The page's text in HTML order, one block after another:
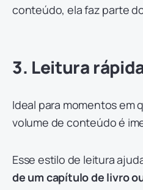
conteúdo, ela faz parte
3. Leitura
Ideal para momentos em
volume de conteúdo é
Esse estilo de leitura
de um capítulo de livro